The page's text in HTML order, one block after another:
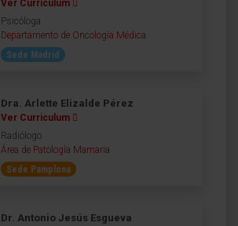
Ver Curriculum
Psicóloga
Departamento de Oncología Médica
Sede Madrid
Dra. Arlette Elizalde Pérez
Ver Curriculum
Radiólogo
Área de Patología Mamaria
Sede Pamplona
Dr. Antonio Jesús Esgueva